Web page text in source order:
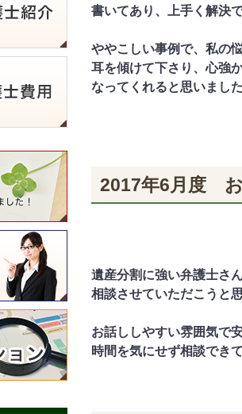
書いてあり、上手く解決
ややこしい事例で、私の
耳を傾けて下さり、心強
なってくれると思いました
2017年6月度
遺産分割に強い弁護士さ
相談させていただこうと
お話ししやすい雰囲気で
時間を気にせず相談でき